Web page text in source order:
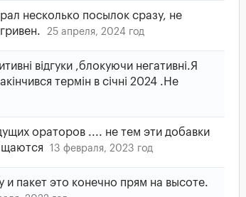
несколько посылок сразу, не
25 апреля, 2024 год
відгуки ,блокуючи негативні.Я
термін в січні 2024 .Не
ораторов .... не тем эти добавки
13 февраля, 2023 год
и пакет это конечно прям на высоте.